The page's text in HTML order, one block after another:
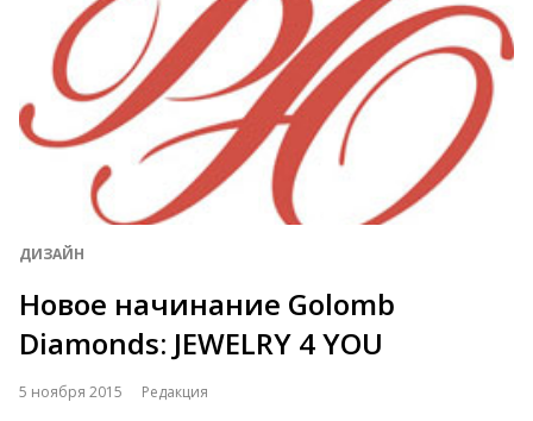
ДИЗАЙН
Новое начинание Golomb
Diamonds: JEWELRY 4 YOU
5 ноября 2015 Редакция